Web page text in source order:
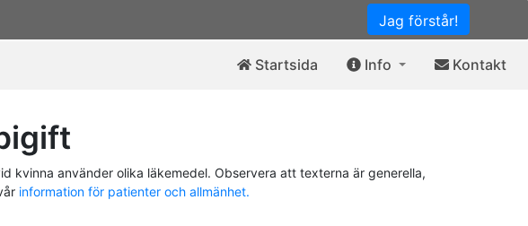
Jag förstår!
Startsida Info Kontakt
kvinna använder olika läkemedel. Observera att texterna är generella,
information för patienter och allmänhet.